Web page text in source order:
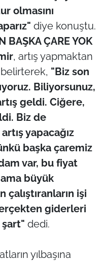
olmasını
diye konuştu.
BAŞKA ÇARE YOK
, artış yapmaktan
belirterek, "Biz son
Biliyorsunuz,
geldi. Ciğere,
Biz de
yapacağız
başka çaremiz
var, bu fiyat
büyük
işi
giderleri
şart" dedi.
yılbaşına